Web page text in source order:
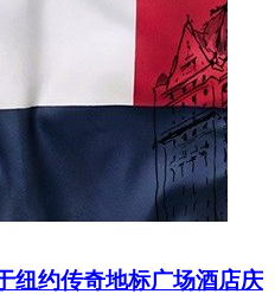
约传奇地标广场酒店庆